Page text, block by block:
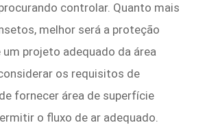
controlar. Quanto mais
melhor será a proteção
projeto adequado da área
os requisitos de
fornecer área de superfície
o fluxo de ar adequado.